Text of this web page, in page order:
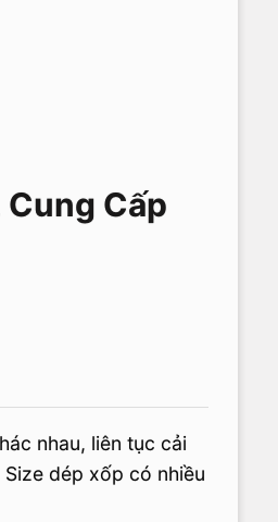
Cung Cấp
nhau, liên tục cải
dép xốp có nhiều